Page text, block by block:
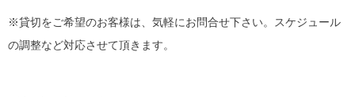
※貸切をご希望のお客様は、気軽にお問合せ下さい。スケジュール
の調整など対応させて頂きます。